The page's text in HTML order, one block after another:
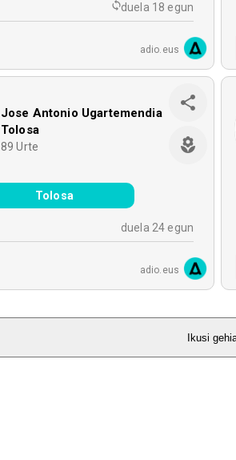
duela 18 egun
adio.eus
Jose Antonio Ugartemendia
Tolosa
89 Urte
Tolosa
duela 24 egun
adio.eus
Ikusi